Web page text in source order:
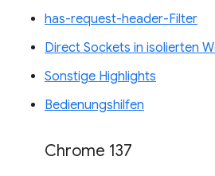
has-request-header-Filter
Direct Sockets in isolierten
Sonstige Highlights
Bedienungshilfen
Chrome 137